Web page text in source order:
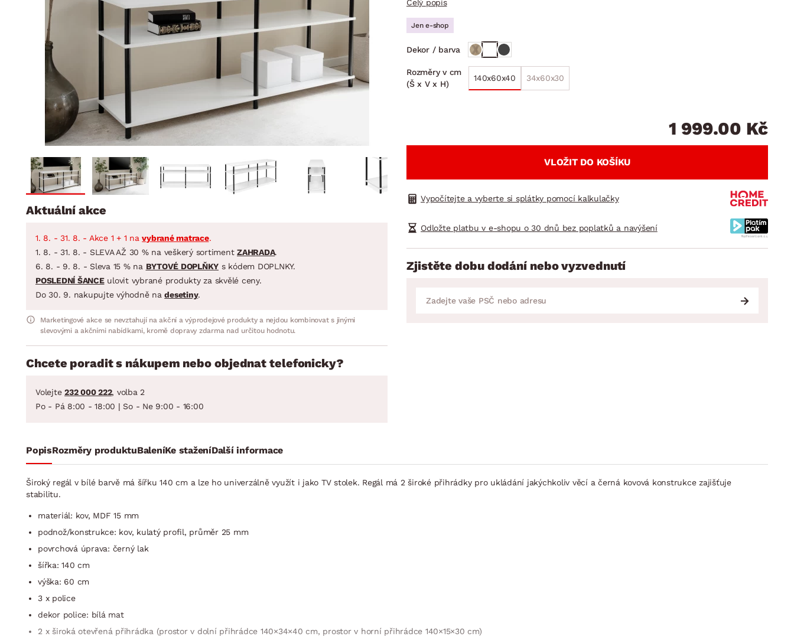
Předsíň, šatna a chodba
Koupelna
Zahrada
Domácnost
BYTOVÝ TEXTIL
Přikrývky
Polštáře
Koberce
Závěsy a žaluzie
Zobrazit vše
STOLOVÁNÍ A VAŘENÍ
Jídelní servis
Příbory
Pánve
Zobrazit vše
DOMÁCÍ SPOTŘEBIČE
VELIKONOCE
Koupelnové sestavy
Jídelní sestavy
Celý popis
Jen e-shop
Dekor / barva
Rozměry v cm
(Š x V x H)
140x60x40 34x60x30
1 999.00 Kč
VLOŽIT DO KOŠÍKU
Vypočítejte a vyberte si splátky pomocí kalkulačky
Odložte platbu v e-shopu o 30 dnů bez poplatků a navýšení
Zjistěte dobu dodání nebo vyzvednutí
Aktuální akce
1. 8. - 31. 8. - Akce 1 + 1 navybrané matrace.
1. 8. - 31. 8. - SLEVA AŽ 30 % na veškerý sortiment ZAHRADA.
6. 8. - 9. 8. - Sleva 15 % na BYTOVÉ DOPLŇKY s kódem DOPLNKY.
POSLEDNÍ ŠANCEulovit vybrané produkty za skvělé ceny.
Do 30. 9. nakupujte výhodně nadesetiny.
Marketingové akce se nevztahují na akční a výprodejové produkty a nejdou kombinovat s jinými
slevovými a akčními nabídkami, kromě dopravy zdarma nad určitou hodnotu.
Chcete poradit s nákupem nebo objednat telefonicky?
Volejte 232 000 222, volba 2
Po - Pá 8:00 - 18:00 | So - Ne 9:00 - 16:00
PopisRozměry produktuBaleníKe staženíDalší informace
Široký regál v bílé barvě má šířku 140 cm a lze ho univerzálně využít i jako TV stolek. Regál má 2 široké přihrádky pro ukládání jakýchkoliv věcí a černá kovová konstrukce zajišťuje
stabilitu.
materiál: kov, MDF 15 mm
podnož/konstrukce: kov, kulatý profil, průměr 25 mm
povrchová úprava: černý lak
šířka: 140 cm
výška: 60 cm
3 x police
dekor police: bílá mat
2 x široká otevřená přihrádka (prostor v dolní přihrádce 140×34×40 cm, prostor v horní přihrádce 140×15×30 cm)